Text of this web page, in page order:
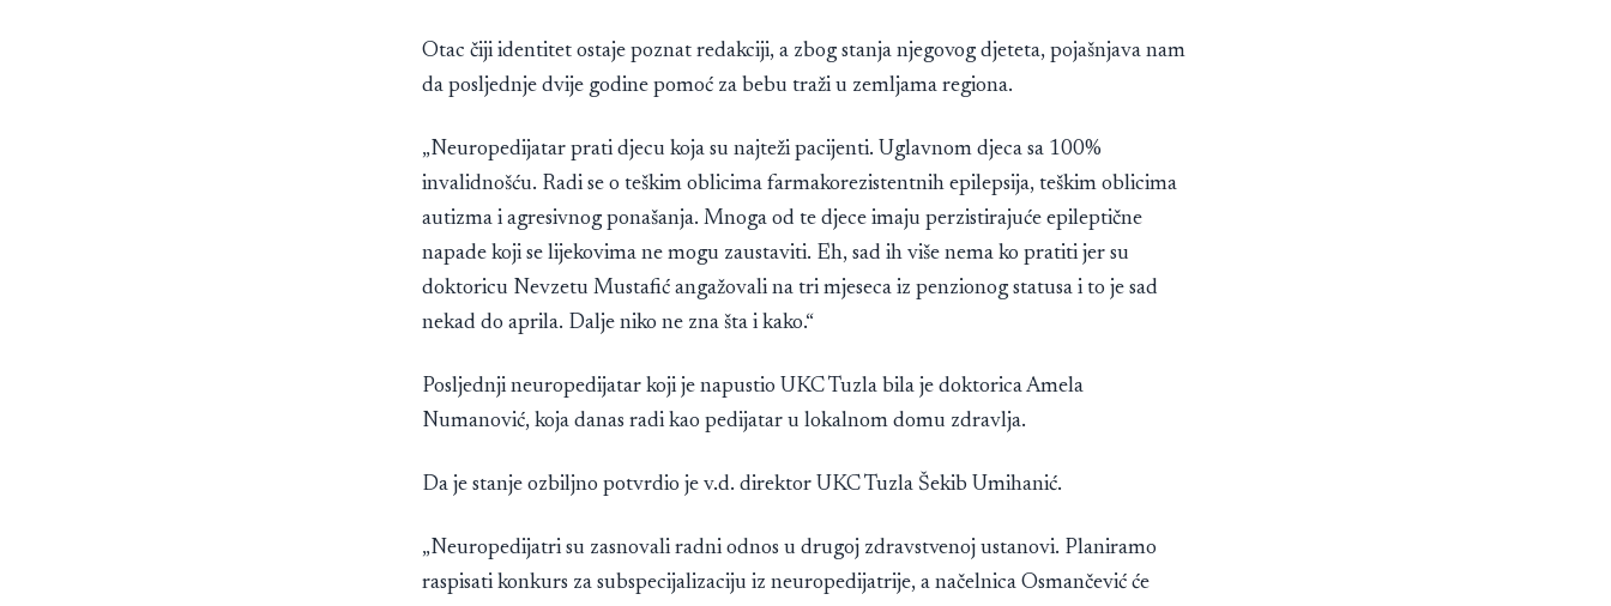
Otac čiji identitet ostaje poznat redakciji, a zbog stanja njegovog djeteta, pojašnjava nam
da posljednje dvije godine pomoć za bebu traži u zemljama regiona.
„Neuropedijatar prati djecu koja su najteži pacijenti. Uglavnom djeca sa 100%
invalidnošću. Radi se o teškim oblicima farmakorezistentnih epilepsija, teškim oblicima
autizma i agresivnog ponašanja. Mnoga od te djece imaju perzistirajuće epileptične
napade koji se lijekovima ne mogu zaustaviti. Eh, sad ih više nema ko pratiti jer su
doktoricu Nevzetu Mustafić angažovali na tri mjeseca iz penzionog statusa i to je sad
nekad do aprila. Dalje niko ne zna šta i kako.“
Posljednji neuropedijatar koji je napustio UKC Tuzla bila je doktorica Amela
Numanović, koja danas radi kao pedijatar u lokalnom domu zdravlja.
Da je stanje ozbiljno potvrdio je v.d. direktor UKC Tuzla Šekib Umihanić.
„Neuropedijatri su zasnovali radni odnos u drugoj zdravstvenoj ustanovi. Planiramo
raspisati konkurs za subspecijalizaciju iz neuropedijatrije, a načelnica Osmančević će